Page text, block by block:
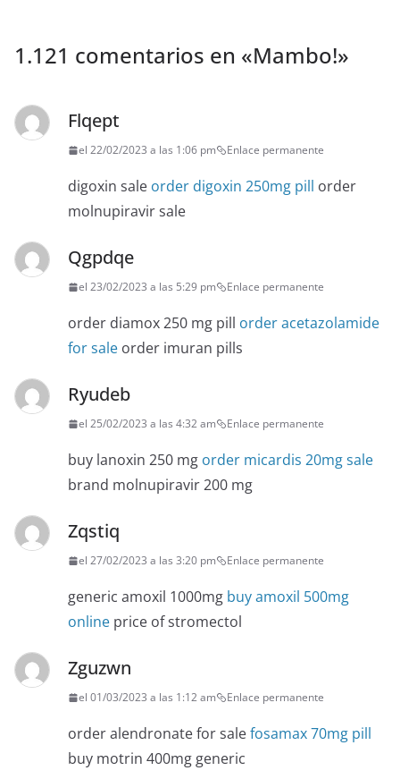
1.121 comentarios en «Mambo!»
Flqept
el 22/02/2023 a las 1:06 pm Enlace permanente
digoxin sale order digoxin 250mg pill order
molnupiravir sale
Qgpdqe
el 23/02/2023 a las 5:29 pm Enlace permanente
order diamox 250 mg pill order acetazolamide
for sale order imuran pills
Ryudeb
el 25/02/2023 a las 4:32 am Enlace permanente
buy lanoxin 250 mg order micardis 20mg sale
brand molnupiravir 200 mg
Zqstiq
el 27/02/2023 a las 3:20 pm Enlace permanente
generic amoxil 1000mg buy amoxil 500mg
online price of stromectol
Zguzwn
el 01/03/2023 a las 1:12 am Enlace permanente
order alendronate for salefosamax 70mg pill
buy motrin 400mg generic